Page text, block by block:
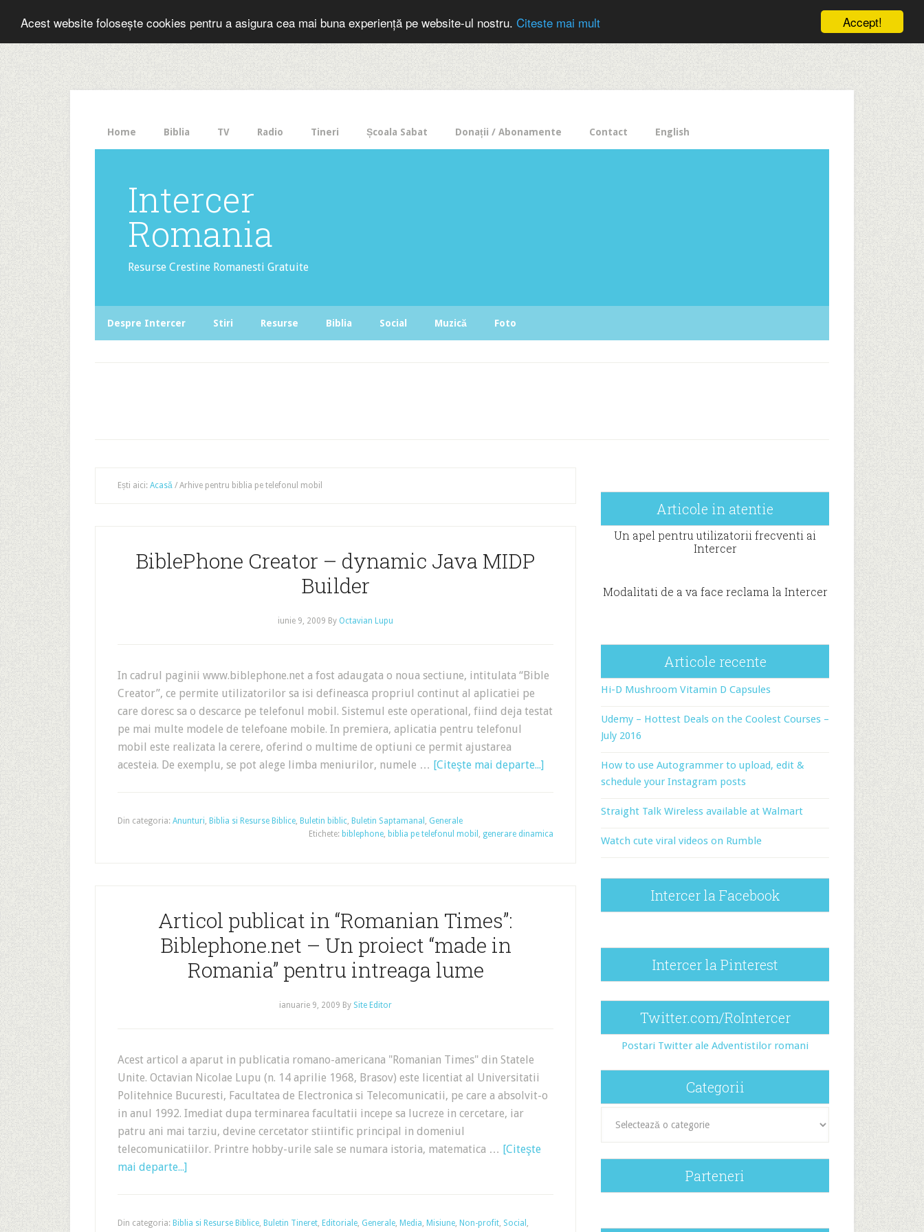
Accept!
Acest website folosește cookies pentru a asigura cea mai buna experiență pe website-ul nostru. Citeste mai mult
The
HelloBar
- a
little
bar
that
gets
noticed!
Home Biblia TV Radio Tineri Școala Sabat Donații / Abonamente Contact English
Intercer
Romania
Resurse Crestine Romanesti Gratuite
Despre Intercer Stiri Resurse Biblia Social Muzică Foto
Ești aici: Acasă / Arhive pentru biblia pe telefonul mobil
BiblePhone Creator – dynamic Java MIDP
Builder
iunie 9, 2009 By Octavian Lupu
In cadrul paginii www.biblephone.net a fost adaugata o noua sectiune, intitulata “Bible
Creator”, ce permite utilizatorilor sa isi defineasca propriul continut al aplicatiei pe
care doresc sa o descarce pe telefonul mobil. Sistemul este operational, fiind deja testat
pe mai multe modele de telefoane mobile. In premiera, aplicatia pentru telefonul
mobil este realizata la cerere, oferind o multime de optiuni ce permit ajustarea
acesteia. De exemplu, se pot alege limba meniurilor, numele … [Citeşte mai departe...]
Din categoria: Anunturi, Biblia si Resurse Biblice, Buletin biblic, Buletin Saptamanal , Generale
Etichete: biblephone, biblia pe telefonul mobil , generare dinamica
Articol publicat in “Romanian Times”:
Biblephone.net – Un proiect “made in
Romania” pentru intreaga lume
ianuarie 9, 2009 By Site Editor
Acest articol a aparut in publicatia romano-americana "Romanian Times" din Statele
Unite. Octavian Nicolae Lupu (n. 14 aprilie 1968, Brasov) este licentiat al Universitatii
Politehnice Bucuresti, Facultatea de Electronica si Telecomunicatii, pe care a absolvit-o
in anul 1992. Imediat dupa terminarea facultatii incepe sa lucreze in cercetare, iar
patru ani mai tarziu, devine cercetator stiintific principal in domeniul
telecomunicatiilor. Printre hobby-urile sale se numara istoria, matematica … [Citeşte
mai departe...]
Din categoria: Biblia si Resurse Biblice, Buletin Tineret, Editoriale, Generale, Media, Misiune, Non-profit, Social ,
Articole in atentie
Un apel pentru utilizatorii frecventi ai
Intercer
Modalitati de a va face reclama la Intercer
Articole recente
Hi-D Mushroom Vitamin D Capsules
Udemy – Hottest Deals on the Coolest Courses –
July 2016
How to use Autogrammer to upload, edit &
schedule your Instagram posts
Straight Talk Wireless available at Walmart
Watch cute viral videos on Rumble
Intercer la Facebook
Intercer la Pinterest
Twitter.com/RoIntercer
Postari Twitter ale Adventistilor romani
Categorii
Parteneri